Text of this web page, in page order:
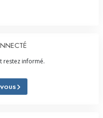
restez informé.